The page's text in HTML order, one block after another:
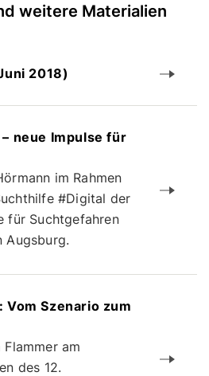
weitere Materialien
2018)
neue Impulse für
im Rahmen
#Digital der
für Suchtgefahren
Augsburg.
Vom Szenario zum
am
des 12.